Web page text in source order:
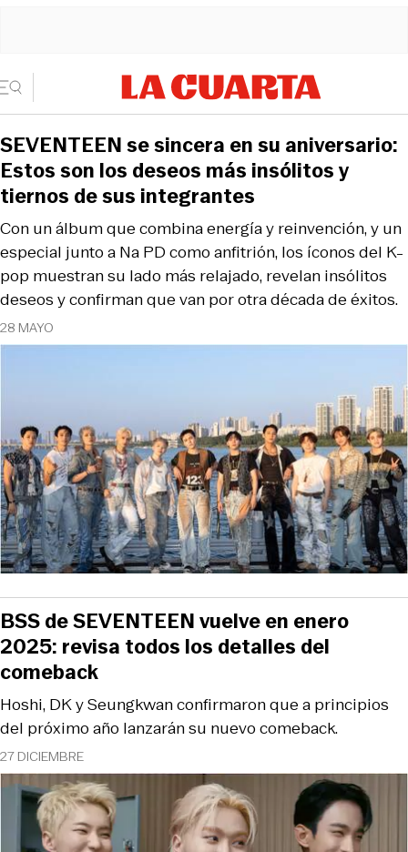
28 MAYO
Con un álbum que combina energía y reinvención, y un
especial junto a Na PD como anfitrión, los íconos del K-
pop muestran su lado más relajado, revelan insólitos
deseos y confirman que van por otra década de éxitos.
SEVENTEEN se sincera en su aniversario:
Estos son los deseos más insólitos y
tiernos de sus integrantes
27 DICIEMBRE
Hoshi, DK y Seungkwan confirmaron que a principios
del próximo año lanzarán su nuevo comeback.
BSS de SEVENTEEN vuelve en enero
2025: revisa todos los detalles del
comeback